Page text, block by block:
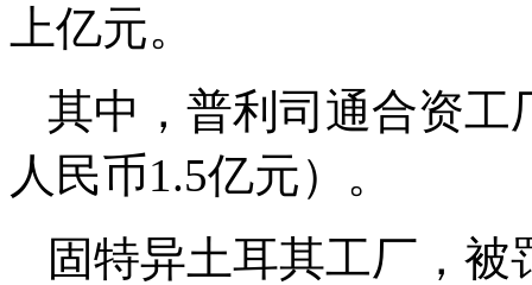
上亿元。
其中，普利司通合资工
人民币1.5亿元）。
固特异土耳其工厂，被